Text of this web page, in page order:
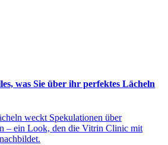
was Sie über ihr perfektes Lächeln
weckt Spekulationen über
– ein Look, den die Vitrin Clinic mit